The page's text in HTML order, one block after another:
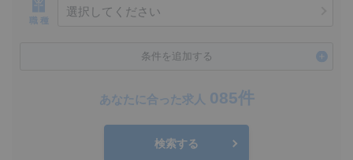
職 種
選択してください
条件を追加する
あなたに合った求人 085件
検索する